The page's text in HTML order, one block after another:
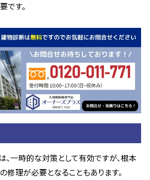
です。
、一時的な対策として有効ですが、根本
修理が必要となることもあります。